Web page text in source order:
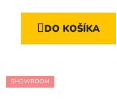
DO KOŠÍKA
SHOWROOM